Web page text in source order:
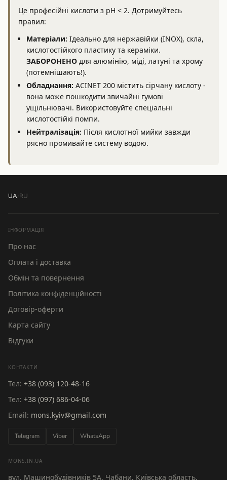
Це професійні кислоти з pH < 2. Дотримуйтесь
правил:
Матеріали: Ідеально для нержавійки (INOX), скла,
кислотостійкого пластику та кераміки.
ЗАБОРОНЕНО для алюмінію, міді, латуні та хрому
(потемнішають!).
Обладнання: ACINET 200 містить сірчану кислоту -
вона може пошкодити звичайні гумові
ущільнювачі. Використовуйте спеціальні
кислотостійкі помпи.
Нейтралізація: Після кислотної мийки завжди
рясно промивайте систему водою.
UA RU
ІНФОРМАЦІЯ
Про нас
Оплата і доставка
Обмін та повернення
Політика конфіденційності
Договір-оферти
Карта сайту
Відгуки
КОНТАКТИ
Тел: +38 (093) 120-48-16
Тел: +38 (097) 686-04-06
Email: mons.kyiv@gmail.com
Telegram Viber WhatsApp
MONS.IN.UA
вул. Машинобудівників 5А, Чабани, Київська область,